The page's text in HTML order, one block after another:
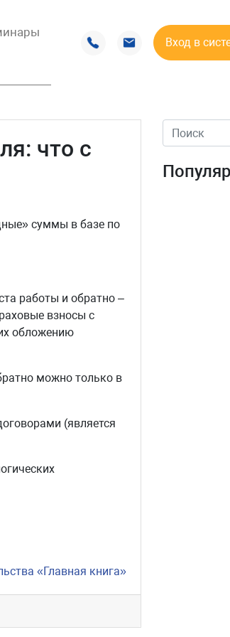
Вход в
что с
суммы в базе по
работы и обратно –
взносы с
обложению
можно только в
(является
«Главная книга»